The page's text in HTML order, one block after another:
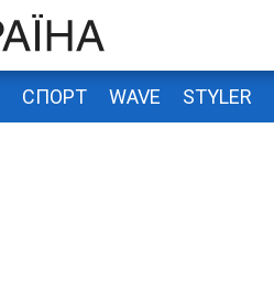
СПОРТ WAVE STYLER